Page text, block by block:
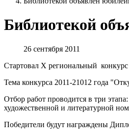
Библиотекой
26 сентября 2011
Стартовал X региональный
Тема конкурса 2011-21012 года
Отбор работ проводится в три
художественной и литературной
Победители будут награждены